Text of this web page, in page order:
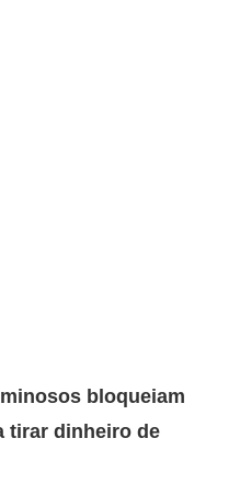
bloqueiam
tirar dinheiro de